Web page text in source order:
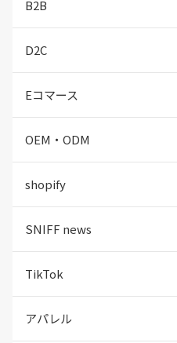
B2B
D2C
Eコマース
OEM・ODM
shopify
SNIFF news
TikTok
アパレル